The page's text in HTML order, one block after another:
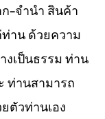
-จำนำ สินค้า
าน ด้วยความ
งเป็นธรรม ท่าน
ท่านสามารถ
ตัวท่านเอง